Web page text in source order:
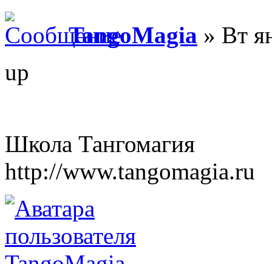
TangoMagia » Вт
up
Школа Тангомагия
http://www.tangomagia.ru